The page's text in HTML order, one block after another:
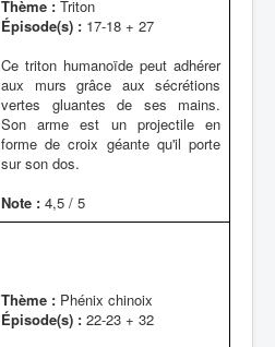
Thème : Triton
Épisode(s) : 17-18 + 27
Ce triton humanoïde peut adhérer
aux murs grâce aux sécrétions
vertes gluantes de ses mains.
Son arme est un projectile en
forme de croix géante qu'il porte
sur son dos.
Note : 4,5 / 5
Thème : Phénix chinoix
Épisode(s) : 22-23 + 32